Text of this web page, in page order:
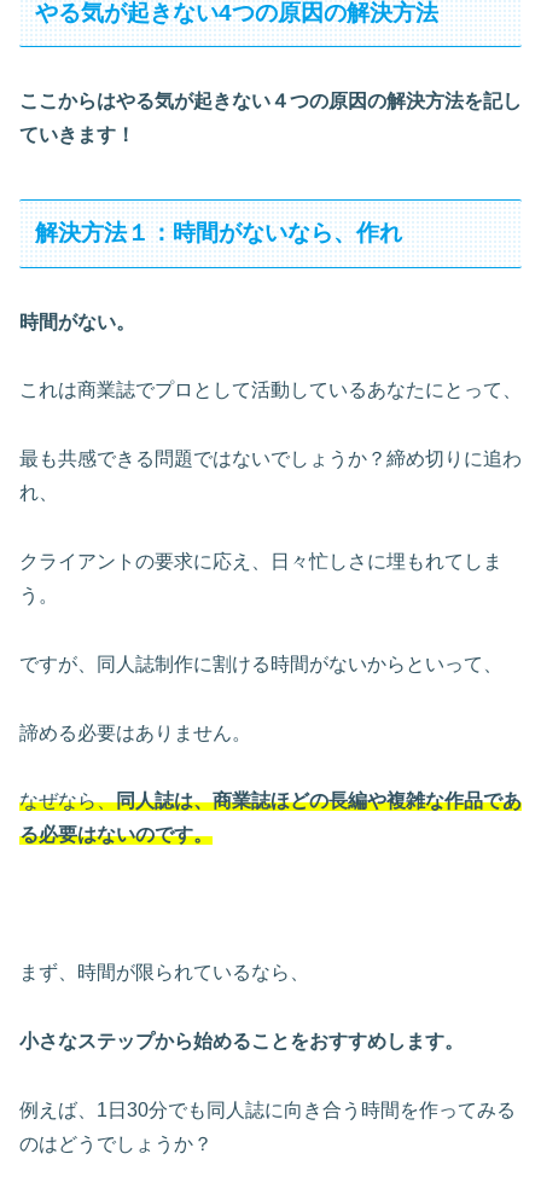
やる気が起きない4つの原因の解決方法
ここからはやる気が起きない４つの原因の解決方法を記し
ていきます！
解決方法１：時間がないなら、作れ
時間がない。
これは商業誌でプロとして活動しているあなたにとって、
最も共感できる問題ではないでしょうか？締め切りに追わ
れ、
クライアントの要求に応え、日々忙しさに埋もれてしま
う。
ですが、同人誌制作に割ける時間がないからといって、
諦める必要はありません。
なぜなら、同人誌は、商業誌ほどの長編や複雑な作品であ
る必要はないのです。
まず、時間が限られているなら、
小さなステップから始めることをおすすめします。
例えば、1日30分でも同人誌に向き合う時間を作ってみる
のはどうでしょうか？